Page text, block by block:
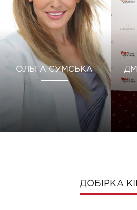
ОЛЬГА СУМСЬКА
ДОБІРКА